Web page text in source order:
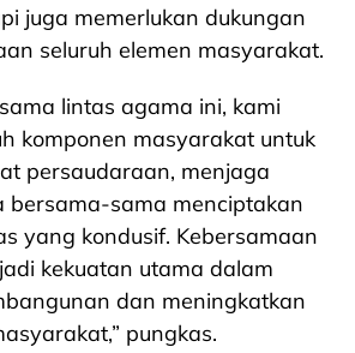
juga memerlukan dukungan
seluruh elemen masyarakat.
lintas agama ini, kami
komponen masyarakat untuk
persaudaraan, menjaga
bersama-sama menciptakan
yang kondusif. Kebersamaan
kekuatan utama dalam
dan meningkatkan
pungkas.